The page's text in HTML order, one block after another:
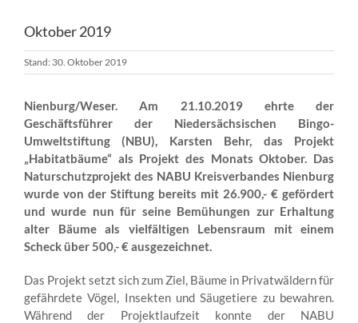
Oktober 2019
Stand: 30. Oktober 2019
Nienburg/Weser. Am 21.10.2019 ehrte der
Geschäftsführer der Niedersächsischen Bingo-
Umweltstiftung (NBU), Karsten Behr, das Projekt
„Habitatbäume“ als Projekt des Monats Oktober. Das
Naturschutzprojekt des NABU Kreisverbandes Nienburg
wurde von der Stiftung bereits mit 26.900,- € gefördert
und wurde nun für seine Bemühungen zur Erhaltung
alter Bäume als vielfältigen Lebensraum mit einem
Scheck über 500,- € ausgezeichnet.
Das Projekt setzt sich zum Ziel, Bäume in Privatwäldern für
gefährdete Vögel, Insekten und Säugetiere zu bewahren.
Während der Projektlaufzeit konnte der NABU